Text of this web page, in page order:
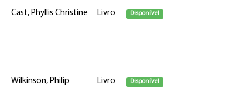
Cast, Phyllis Christine Livro Disponível
Wilkinson, Philip Livro Disponível